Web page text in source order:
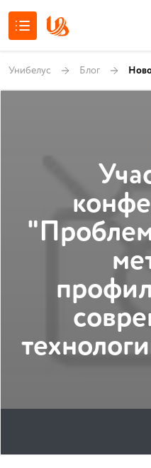
Унибелус Блог